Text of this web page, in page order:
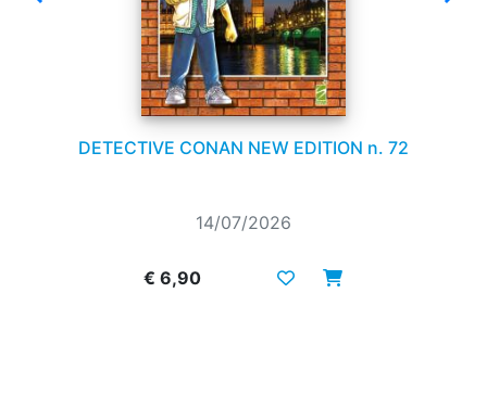
DETECTIVE CONAN NEW EDITION n. 72
14/07/2026
€ 6,90